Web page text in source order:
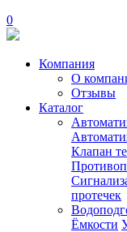
0
Компания
О
Отзывы
Каталог
Клапан
протечек
Ёмкости